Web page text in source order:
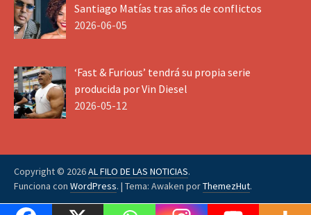
Santiago Matías tras años de conflictos
2026-06-05
‘Fast & Furious’ tendrá su propia serie
producida por Vin Diesel
2026-05-12
Copyright © 2026AL FILO DE LAS NOTICIAS.
Funciona con WordPress. | Tema: Awaken porThemezHut.